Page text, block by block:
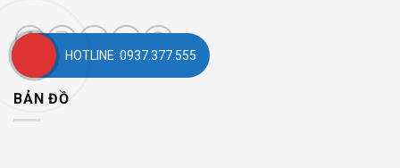
BẢN ĐỒ
HOTLINE: 0937.377.555